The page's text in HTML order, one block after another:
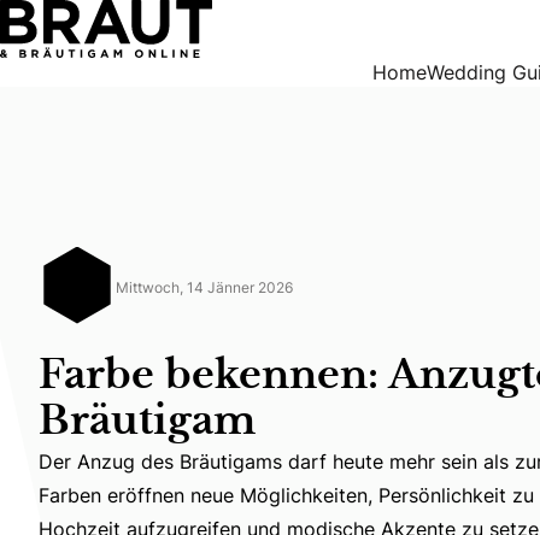
Farbe bekennen: Anzugtöne für den Bräutigam
HomeWedding
Mittwoch, 14 Jänner 2026
Farbe bekennen:
Bräutigam
Der Anzug des Bräutigams darf heute mehr sein als
Der Anzug des Bräutigams darf heute mehr sein als
Farben eröffnen neue Möglichkeiten, Persönlichkeit
Hochzeit aufzugreifen und modische Akzente zu